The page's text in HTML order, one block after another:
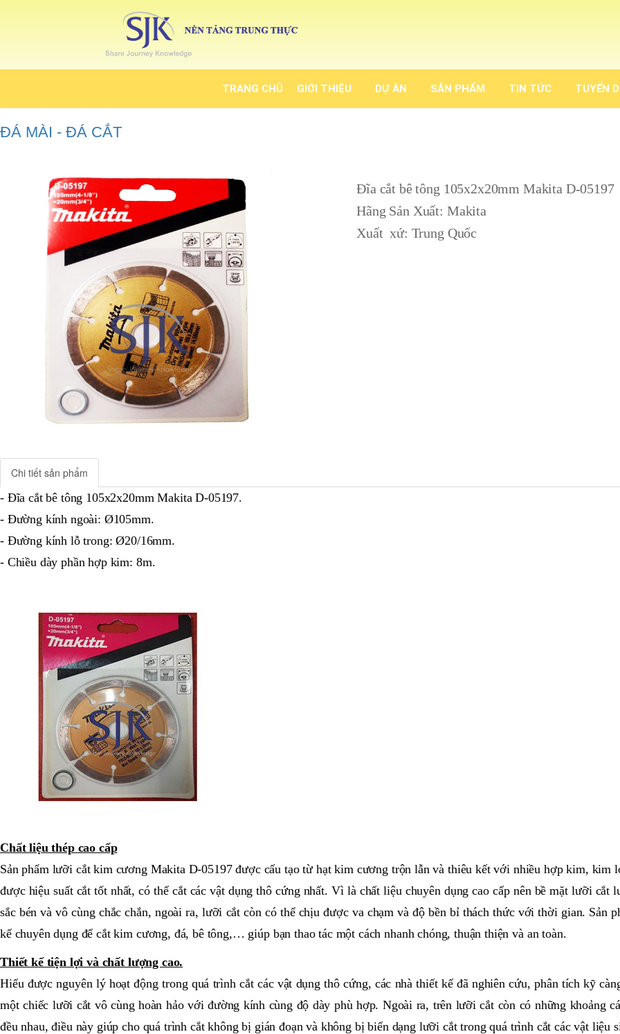
TRANG CHỦ GIỚI THIỆU DỰ ÁN SẢN PHẨM TIN TỨC TUYỂN
ĐÁ MÀI - ĐÁ CẮT
Đĩa cắt bê tông 105x2x20mm Makita D-05197
Hãng Sản Xuất: Makita
Xuất xứ: Trung Quốc
Chi tiết sản phẩm
- Đĩa cắt bê tông 105x2x20mm Makita D-05197.
- Đường kính ngoài: Ø105mm.
- Đường kính lỗ trong: Ø20/16mm.
- Chiều dày phần hợp kim: 8m.
Chất liệu thép cao cấp
Sản phẩm lưỡi cắt kim cương Makita D-05197 được cấu tạo từ hạt kim cương trộn lẫn và thiêu kết với nhiều hợp kim, kim
được hiệu suất cắt tốt nhất, có thể cắt các vật dụng thô cứng nhất. Vì là chất liệu chuyên dụng cao cấp nên bề mặt lưỡi cắt
sắc bén và vô cùng chắc chắn, ngoài ra, lưỡi cắt còn có thể chịu được va chạm và độ bền bỉ thách thức với thời gian. Sản
kế chuyên dụng để cắt kim cương, đá, bê tông,… giúp bạn thao tác một cách nhanh chóng, thuận thiện và an toàn.
Thiết kế tiện lợi và chất lượng cao.
Hiểu được nguyên lý hoạt động trong quá trình cắt các vật dụng thô cứng, các nhà thiết kế đã nghiên cứu, phân tích kỹ
một chiếc lưỡi cắt vô cùng hoàn hảo với đường kính cùng độ dày phù hợp. Ngoài ra, trên lưỡi cắt còn có những khoảng
đều nhau, điều này giúp cho quá trình cắt không bị gián đoạn và không bị biến dạng lưỡi cắt trong quá trình cắt các vật liệu